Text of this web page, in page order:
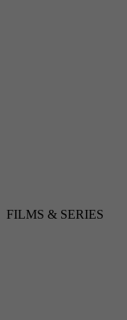
FILMS & SERIES